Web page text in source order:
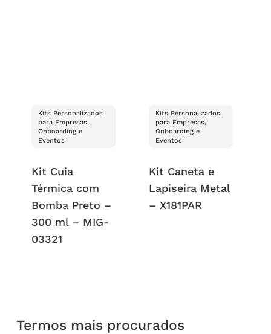
Kits Personalizados
para Empresas,
Onboarding e
Eventos
Kit Cuia
Térmica com
Bomba Preto –
300 ml – MIG-
03321
Kits Personalizados
para Empresas,
Onboarding e
Eventos
Kit Caneta e
Lapiseira Metal
– X181PAR
Termos mais procurados